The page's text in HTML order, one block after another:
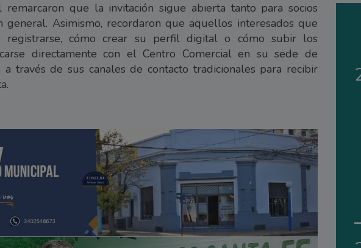
remarcaron que la invitación sigue abierta tanto para socios
general. Asimismo, recordaron que aquellos interesados que
registrarse, cómo crear su perfil digital o cómo subir los
directamente con el Centro Comercial en su sede de
través de sus canales de contacto tradicionales para recibir